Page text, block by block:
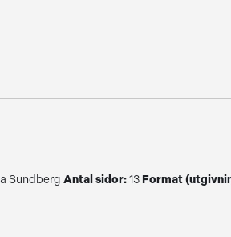
Sundberg Antal sidor:13 Format